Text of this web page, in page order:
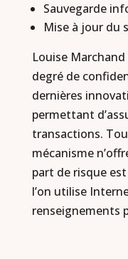
Sauvegarde
Mise à jour du
Louise
degré de
dernières
permettant
transactions.
mécanisme
part de risque
l’on utilise
renseignements